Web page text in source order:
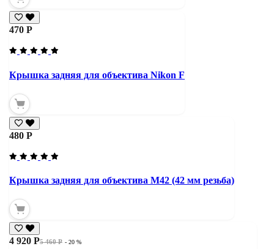
470 Р
Крышка задняя для объектива Nikon F
480 Р
Крышка задняя для объектива М42 (42 мм резьба)
5 460 Р
4 920 Р - 20 %